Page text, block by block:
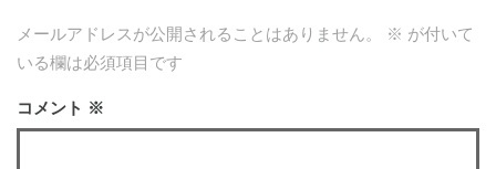
メールアドレスが公開されることはありません。 ※ が付いて
いる欄は必須項目です
コメント ※